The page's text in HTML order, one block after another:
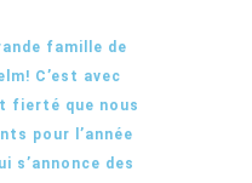
famille de
C’est avec
fierté que nous
pour l’année
s’annonce des